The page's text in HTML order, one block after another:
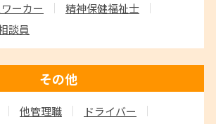
ーカー
精神保健福祉士
談員
その他
他管理職
ドライバー